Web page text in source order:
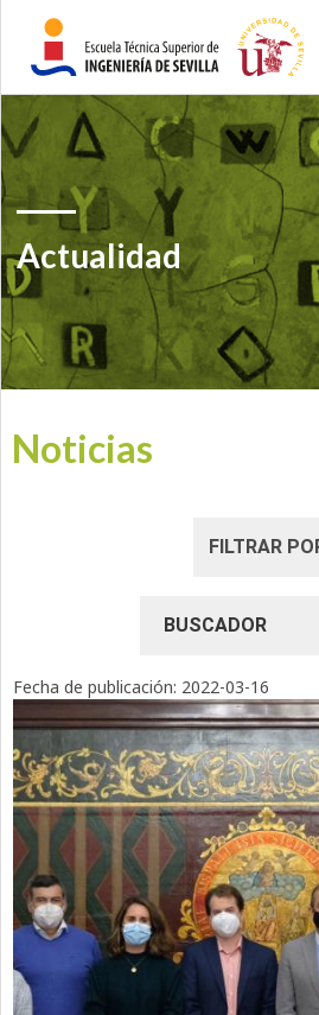
Actualidad
Noticias
Fecha de publicación: 2022-03-16